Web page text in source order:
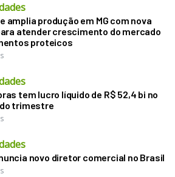
amplia produção em MG com nova
atender crescimento do mercado
proteicos
tem lucro líquido de R$ 52,4 bi no
trimestre
novo diretor comercial no Brasil